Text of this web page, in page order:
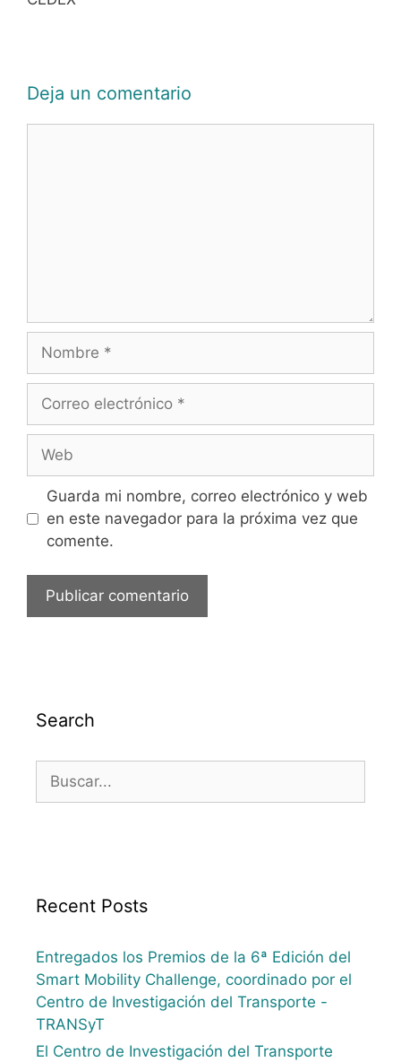
Deja un comentario
Guarda mi nombre, correo electrónico y web
en este navegador para la próxima vez que
comente.
Search
Recent Posts
Entregados los Premios de la 6ª Edición del
Smart Mobility Challenge, coordinado por el
Centro de Investigación del Transporte -
TRANSyT
El Centro de Investigación del Transporte